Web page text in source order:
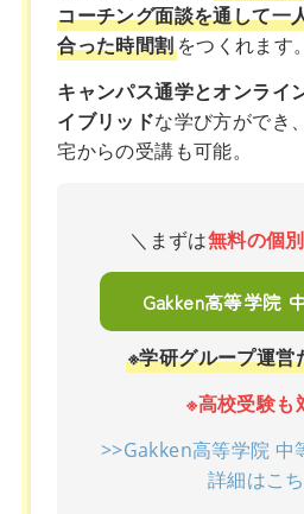
コーチング面談を通して一
合った時間割をつくれます。
キャンパス通学とオンライ
イブリッドな学び方ができ
宅からの受講も可能。
＼まずは無料の個
Gakken高等学院
※学研グループ運営
※高校受験も
>>Gakken高等学院 中
詳細はこ